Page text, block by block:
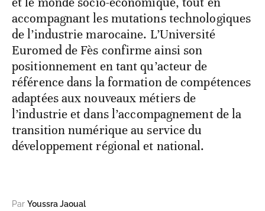
accompagnant les mutations technologiques
de l’industrie marocaine. L’Université
Euromed de Fès confirme ainsi son
positionnement en tant qu’acteur de
référence dans la formation de compétences
adaptées aux nouveaux métiers de
l’industrie et dans l’accompagnement de la
transition numérique au service du
développement régional et national.
Par Youssra Jaoual